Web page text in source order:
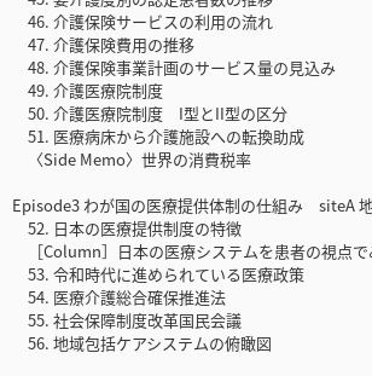
46. 介護保険サービスの利用の流れ
47. 介護保険費用の推移
48. 介護保険事業計画のサービス量の見込み
49. 介護医療院制度
50. 介護医療院制度 I型とII型の区分
51. 医療病床から介護施設への転換助成
〈Side Memo〉世界の消費税率
Episode3 わが国の医療提供体制の仕組み siteA
52. 日本の医療提供制度の特徴
［Column］日本の医療システムを患者の視点
53. 令和時代に進められている医療政策
54. 医療介護総合確保推進法
55. 社会保障制度改革国民会議
56. 地域包括ケアシステムの俯瞰図